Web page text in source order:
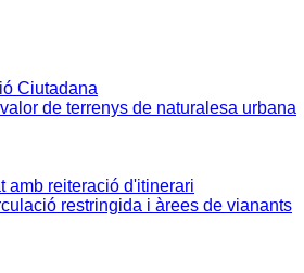
Ciutadana
de terrenys de naturalesa urbana
amb reiteració d'itinerari
restringida i àrees de vianants